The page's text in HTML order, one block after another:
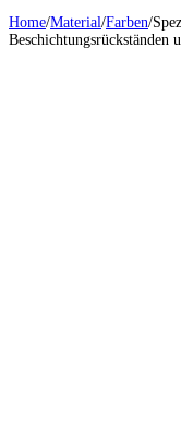
Home/Material/Farben/
Beschichtungsrückständen